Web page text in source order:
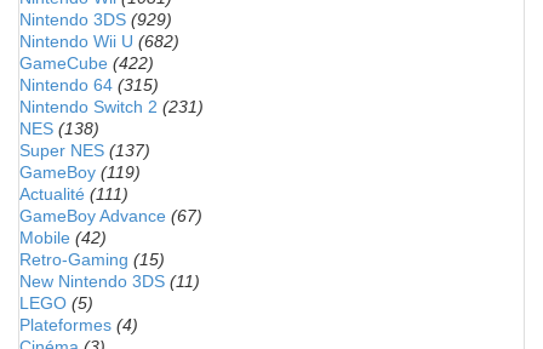
Nintendo 3DS (929)
Nintendo Wii U (682)
GameCube (422)
Nintendo 64 (315)
Nintendo Switch 2 (231)
NES (138)
Super NES (137)
GameBoy (119)
Actualité (111)
GameBoy Advance (67)
Mobile (42)
Retro-Gaming (15)
New Nintendo 3DS (11)
LEGO (5)
Plateformes (4)